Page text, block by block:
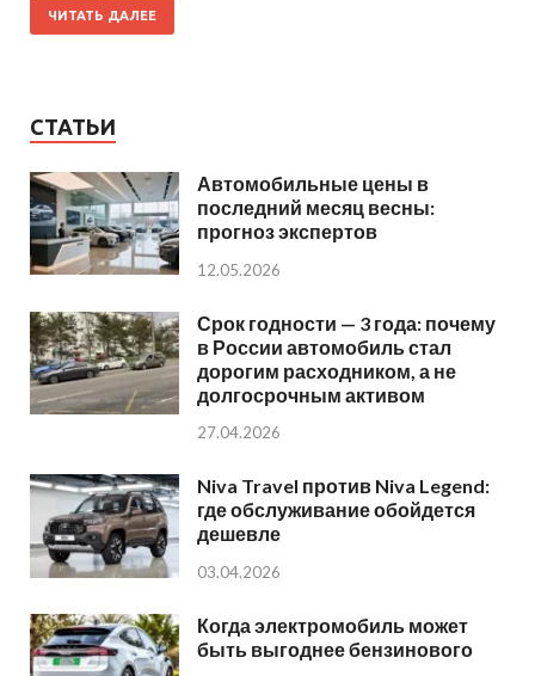
ЧИТАТЬ ДАЛЕЕ
СТАТЬИ
Автомобильные цены в
последний месяц весны:
прогноз экспертов
12.05.2026
Срок годности — 3 года: почему
в России автомобиль стал
дорогим расходником, а не
долгосрочным активом
27.04.2026
Niva Travel против Niva Legend:
где обслуживание обойдется
дешевле
03.04.2026
Когда электромобиль может
быть выгоднее бензинового